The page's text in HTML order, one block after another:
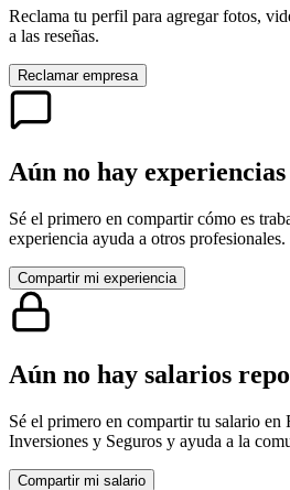
Reclama tu perfil para agregar fotos,
a las reseñas.
Reclamar empresa
Aún no hay experiencias
Sé el primero en compartir cómo es
experiencia ayuda a otros profesionales.
Compartir mi experiencia
Aún no hay salarios
Sé el primero en compartir tu salario en
Inversiones y Seguros y ayuda a la
Compartir mi salario